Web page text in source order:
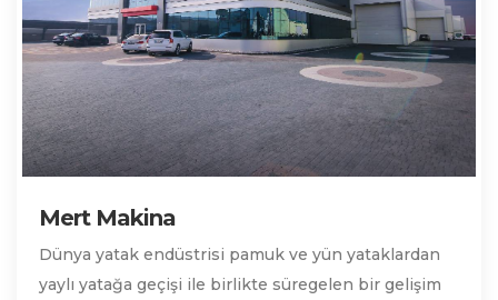
Mert Makina
Dünya yatak endüstrisi pamuk ve yün yataklardan
yaylı yatağa geçişi ile birlikte süregelen bir gelişim